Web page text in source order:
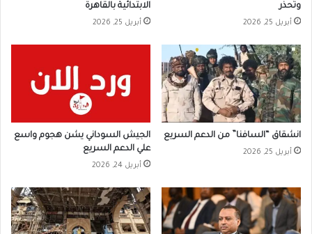
وتُحذر
أبريل 25, 2026
الابتدائية بالقاهرة
أبريل 25, 2026
انشقاق “السافنا” من الدعم السريع
أبريل 25, 2026
الجيش السوداني يشن هجوم واسع
علي الدعم السريع
أبريل 24, 2026